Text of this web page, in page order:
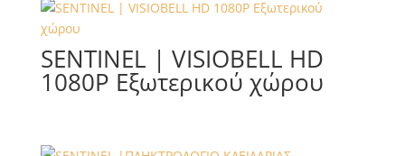
SENTINEL | VISIOBELL HD
1080P Εξωτερικού χώρου